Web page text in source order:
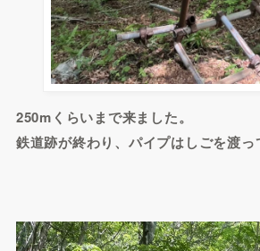
250mくらいまで来ました。
鉄道跡が終わり、パイプはしごを渡